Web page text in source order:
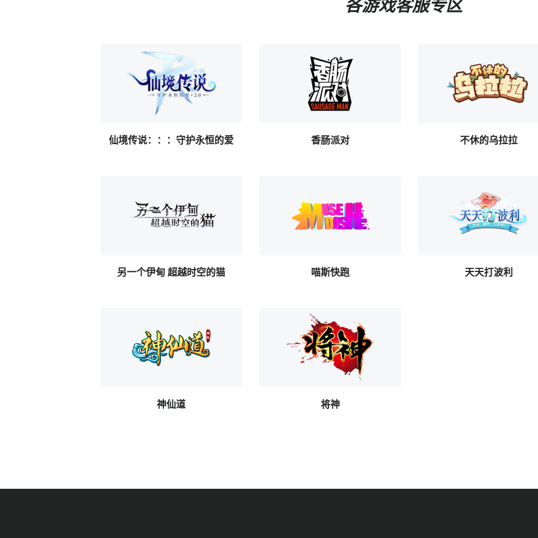
各游戏客服专区
仙境传说：：：守护永恒的爱 香肠派对 不休的乌拉拉
另一个伊甸 超越时空的猫 喵斯快跑 天天打波利
神仙道 将神